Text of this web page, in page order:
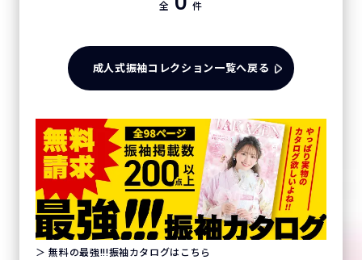
全 件
成人式振袖コレクション一覧へ戻る
＞ 無料の最強!!!振袖カタログはこちら